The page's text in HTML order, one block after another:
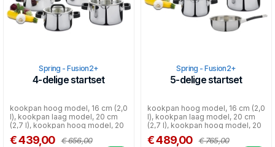
Spring - Fusion2+
4-delige startset
kookpan hoog model, 16 cm (2,0
l), kookpan laag model, 20 cm
(2,7 l), kookpan hoog model, 20
cm (3,7 l)...
€ 439,00 € 656,00
Spring - Fusion2+
5-delige startset
kookpan hoog model, 16 cm (2,0
l), kookpan laag model, 20 cm
(2,7 l), kookpan hoog model, 20
cm (3,7 l)...
€ 489,00 € 765,00